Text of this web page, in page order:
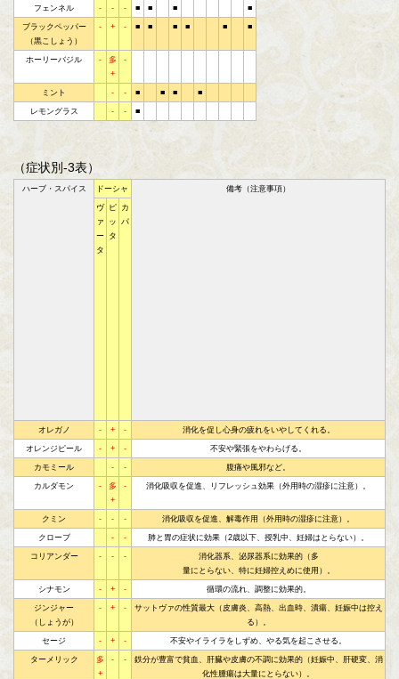
フェンネル - - - ■ ■ ■ ■
ブラックペッパー
（黒こしょう）
- + - ■ ■ ■ ■ ■ ■
ホーリーバジル -
多
+
-
ミント - - ■ ■ ■ ■
レモングラス - - ■
（症状別-3表）
ハーブ・スパイス ドーシャ 備考（注意事項）
ヴ
ァ
ー
タ
ピ
ッ
タ
カ
パ
オレガノ - + - 消化を促し心身の疲れをいやしてくれる。
オレンジピール - + - 不安や緊張をやわらげる。
カモミール - - 腹痛や風邪など。
カルダモン -
多
+
- 消化吸収を促進、リフレッシュ効果（外用時の湿疹に注意）。
クミン - - - 消化吸収を促進、解毒作用（外用時の湿疹に注意）。
クローブ - - 肺と胃の症状に効果（2歳以下、授乳中、妊婦はとらない）。
コリアンダー - - -
消化器系、泌尿器系に効果的（多
量にとらない、特に妊婦控えめに使用）。
シナモン - + - 循環の流れ、調整に効果的。
ジンジャー
（しょうが）
- + -
サットヴァの性質最大（皮膚炎、高熱、出血時、潰瘍、妊娠中は控え
る）。
セージ - + - 不安やイライラをしずめ、やる気を起こさせる。
ターメリック
多
+
- -
鉄分が豊富で貧血、肝臓や皮膚の不調に効果的（妊娠中、肝硬変、消
化性腫瘍は大量にとらない）。